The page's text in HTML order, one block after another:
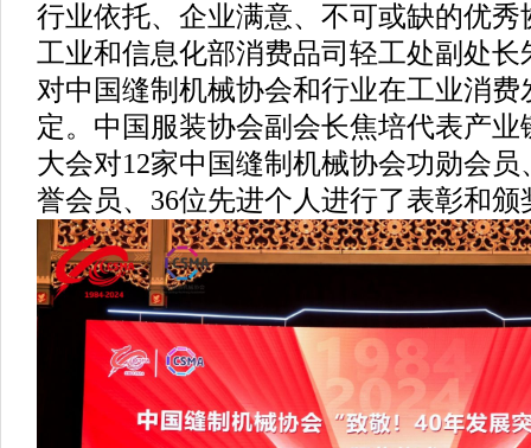
行业依托、企业满意、不可或缺的优秀
工业和信息化部消费品司轻工处副处
对中国缝制机械协会和行业在工业消
定。中国服装协会副会长焦培代表产
大会对12家中国缝制机械协会功勋会
誉会员、36位先进个人进行了表彰和颁